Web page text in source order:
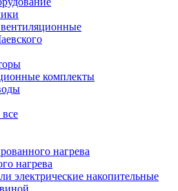
комплекты
все
нагрева
нагрева
электрические накопительные